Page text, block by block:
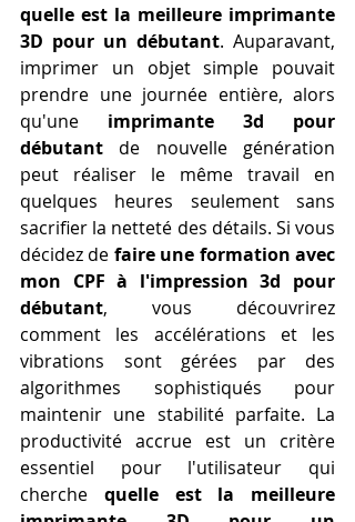
quelle est la meilleure imprimante
3D pour un débutant. Auparavant,
imprimer un objet simple pouvait
prendre une journée entière, alors
qu'une imprimante 3d pour
débutant de nouvelle génération
peut réaliser le même travail en
quelques heures seulement sans
sacrifier la netteté des détails. Si vous
décidez de faire une formation avec
mon CPF à l'impression 3d pour
débutant, vous découvrirez
comment les accélérations et les
vibrations sont gérées par des
algorithmes sophistiqués pour
maintenir une stabilité parfaite. La
productivité accrue est un critère
essentiel pour l'utilisateur qui
cherche quelle est la meilleure